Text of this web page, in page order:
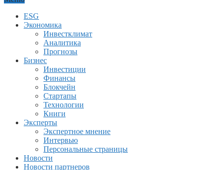
ESG
Экономика
Инвестклимат
Аналитика
Прогнозы
Бизнес
Инвестиции
Финансы
Блокчейн
Стартапы
Технологии
Книги
Эксперты
Экспертное мнение
Интервью
Персональные страницы
Новости
Новости партнеров